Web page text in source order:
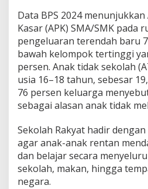
Data BPS 2024
Kasar (APK) SMA/SMK pada
pengeluaran terendah baru
bawah kelompok tertinggi
persen. Anak tidak sekolah
usia 16–18 tahun, sebesar
76 persen keluarga
sebagai alasan anak tidak
Sekolah Rakyat hadir
agar anak-anak rentan
dan belajar secara
sekolah, makan, hingga
negara.